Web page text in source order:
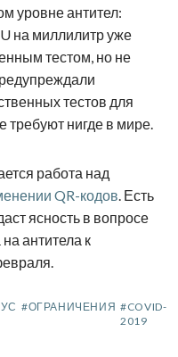
уровне антител:
на миллилитр уже
тестом, но не
тестов для
нигде в мире.
работа над
QR-кодов. Есть
ясность в вопросе
антитела к
#ОГРАНИЧЕНИЯ #COVID-
2019